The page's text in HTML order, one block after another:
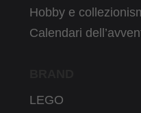
Hobby e
Calendari
LEGO